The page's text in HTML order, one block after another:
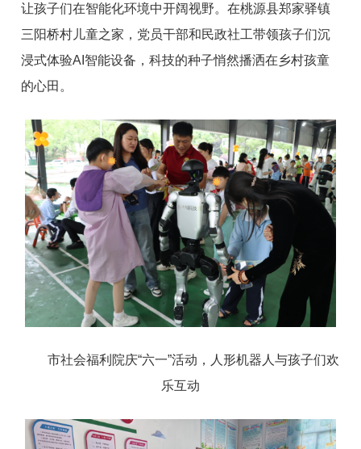
让孩子们在智能化环境中开阔视野。在桃源县郑家驿镇
三阳桥村儿童之家，党员干部和民政社工带领孩子们沉
浸式体验AI智能设备，科技的种子悄然播洒在乡村孩童
的心田。
市社会福利院庆“六一”活动，人形机器人与孩子们欢
乐互动